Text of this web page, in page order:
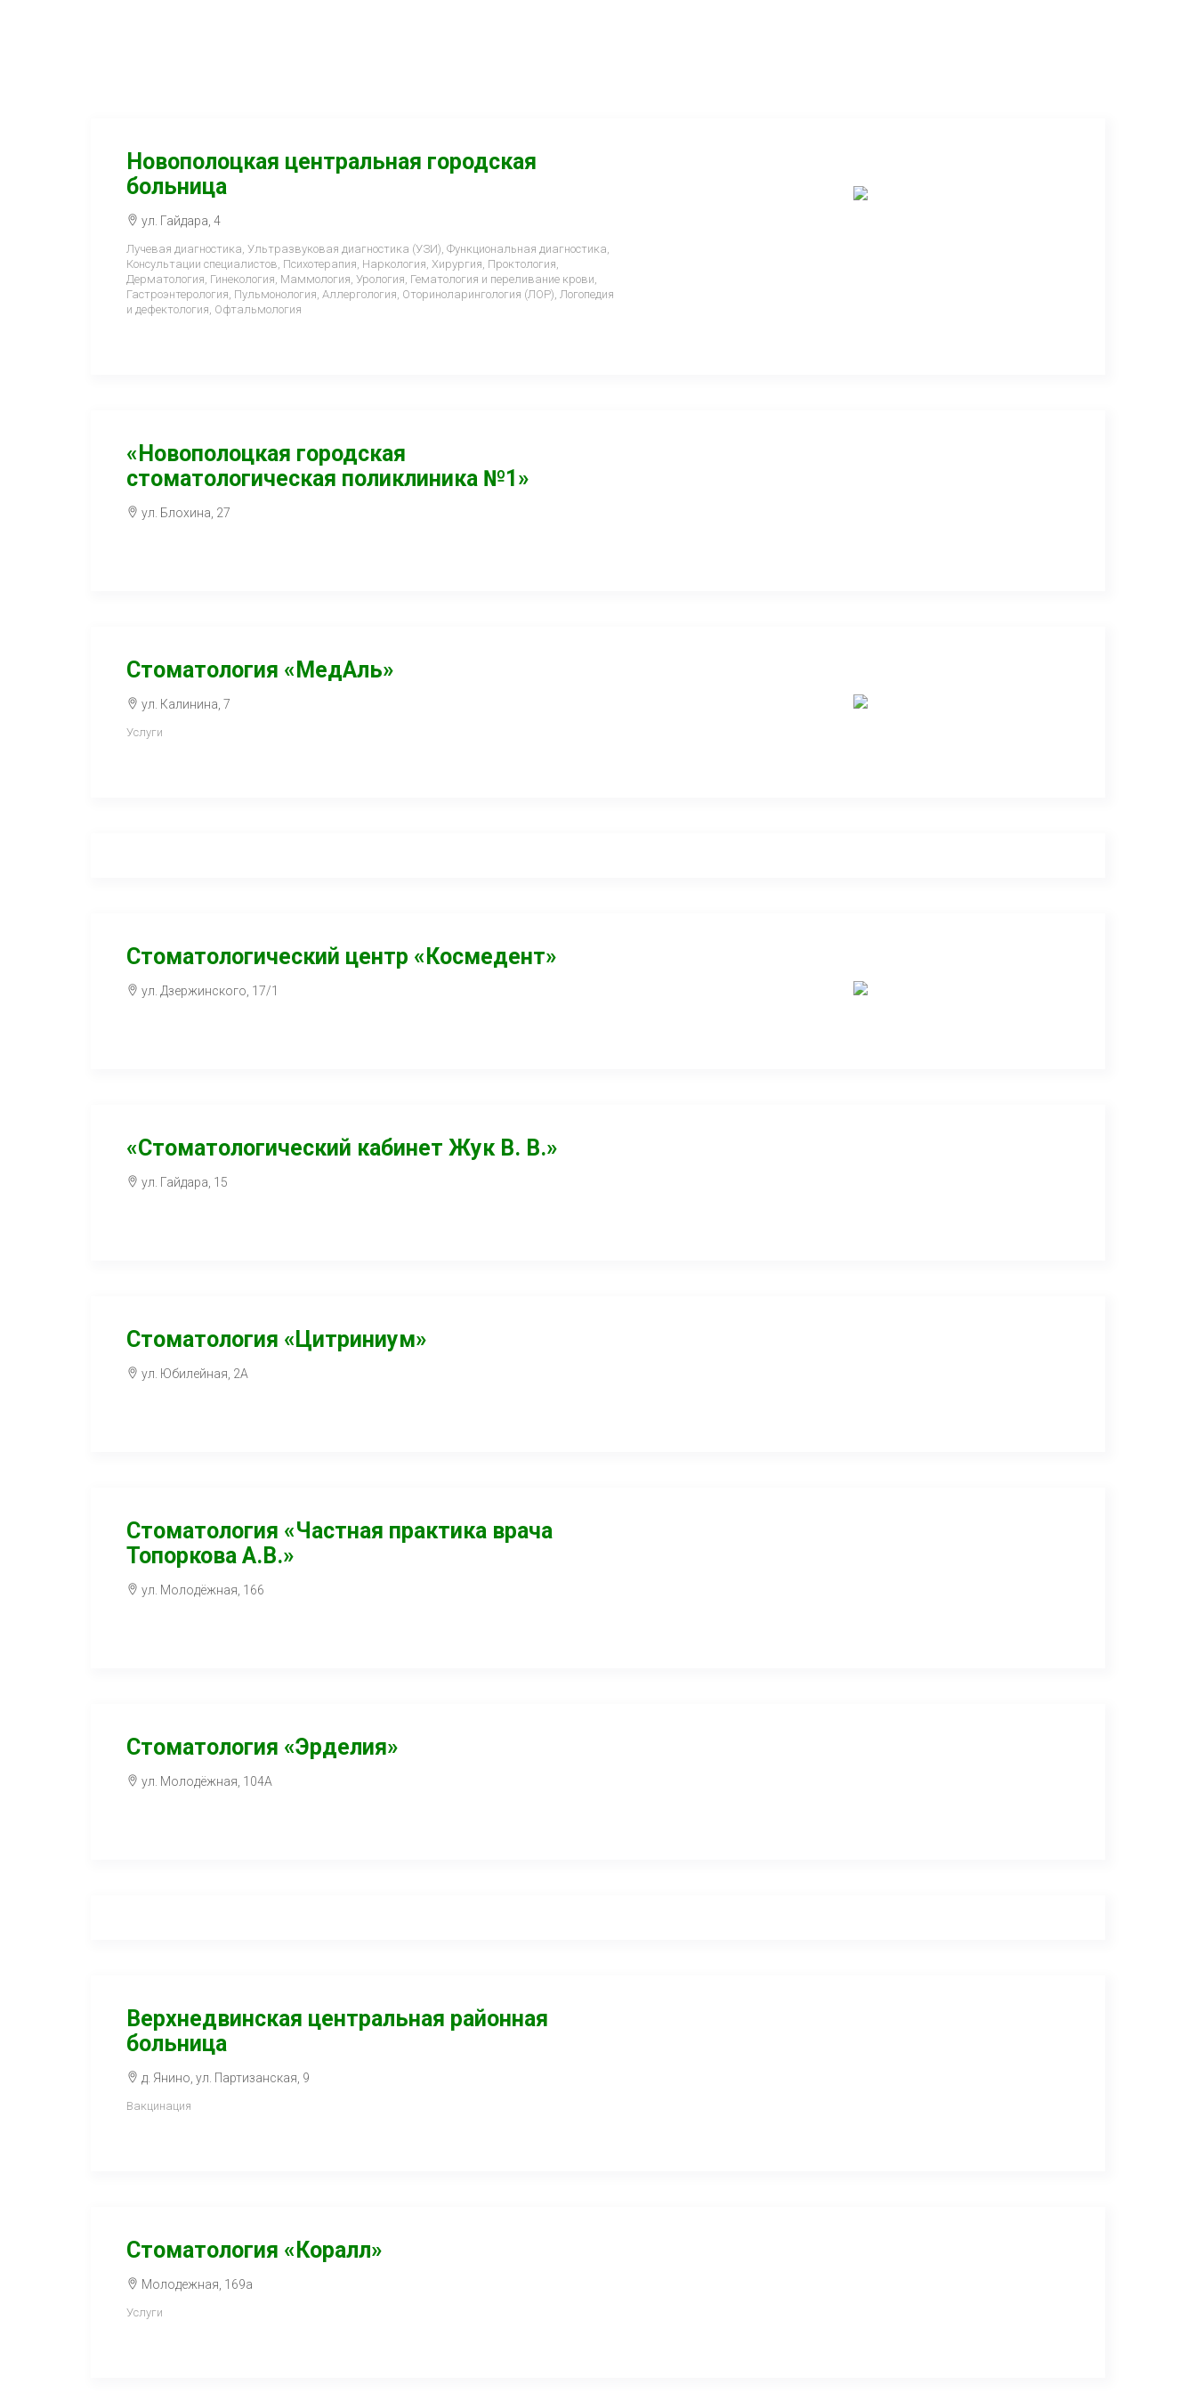
Новополоцкая центральная городская
больница
ул. Гайдара, 4
Лучевая диагностика, Ультразвуковая диагностика (УЗИ), Функциональная диагностика,
Консультации специалистов, Психотерапия, Наркология, Хирургия, Проктология,
Дерматология, Гинекология, Маммология, Урология, Гематология и переливание крови,
Гастроэнтерология, Пульмонология, Аллергология, Оториноларингология (ЛОР), Логопедия
и дефектология, Офтальмология
«Новополоцкая городская
стоматологическая поликлиника №1»
ул. Блохина, 27
Стоматология «МедАль»
ул. Калинина, 7
Услуги
Стоматологический центр «Космедент»
ул. Дзержинского, 17/1
«Стоматологический кабинет Жук В. В.»
ул. Гайдара, 15
Стоматология «Цитриниум»
ул. Юбилейная, 2А
Стоматология «Частная практика врача
Топоркова А.В.»
ул. Молодёжная, 166
Стоматология «Эрделия»
ул. Молодёжная, 104А
Верхнедвинская центральная районная
больница
д. Янино, ул. Партизанская, 9
Вакцинация
Стоматология «Коралл»
Молодежная, 169а
Услуги